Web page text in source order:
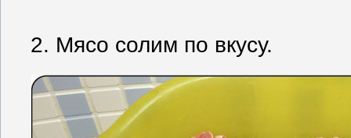
2. Мясо солим по вкусу.